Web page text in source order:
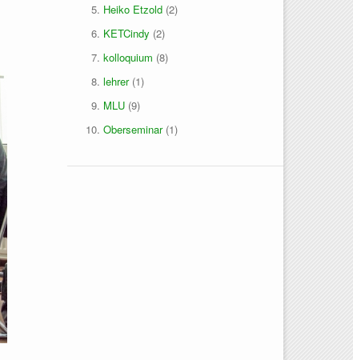
Heiko Etzold(2)
KETCindy (2)
kolloquium (8)
lehrer(1)
MLU(9)
Oberseminar(1)